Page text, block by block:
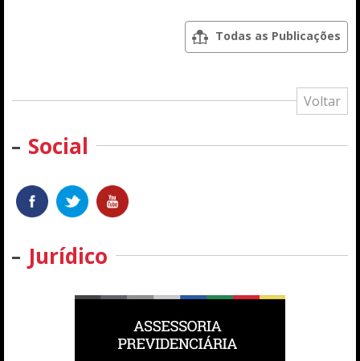
Todas as Publicações
Voltar
Social
Jurídico